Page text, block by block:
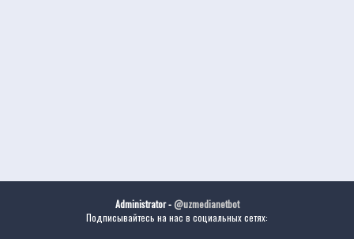
Administrator -@uzmedianetbot
Подписывайтесь на нас в социальных сетях: